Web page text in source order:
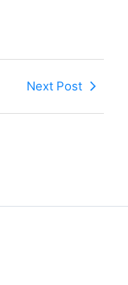
Next Post